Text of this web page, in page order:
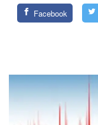
Facebook